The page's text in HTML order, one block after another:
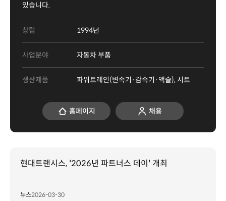
있습니다.
창립 1994년
사업분야 자동차 부품
생산제품 파워트레인(변속기·감속기·액슬), 시트
홈페이지 채용
현대트랜시스, '2026년 파트너스 데이' 개최
뉴스2026-03-30